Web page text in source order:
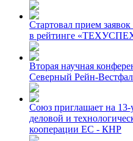
Стартовал прием заявок
в рейтинге
Вторая научная
Северный Рейн-
Союз приглашает на
деловой и
кооперации ЕС - КНР